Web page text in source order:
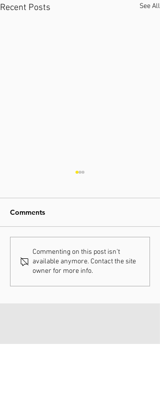
Recent Posts See All
31-01-2026 / WK Hulst
Comments
Commenting on this post isn't
available anymore. Contact the site
owner for more info.